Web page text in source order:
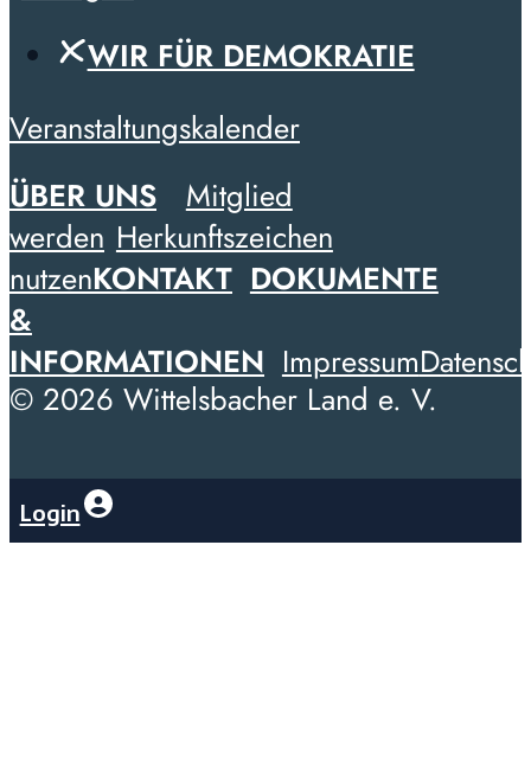
WIR FÜR DEMOKRATIE
Veranstaltungskalender
ÜBER UNS
Mitglied
werden Herkunftszeichen
nutzenKONTAKT DOKUMENTE
&
INFORMATIONEN Impressum
© 2026 Wittelsbacher Land e. V.
Login